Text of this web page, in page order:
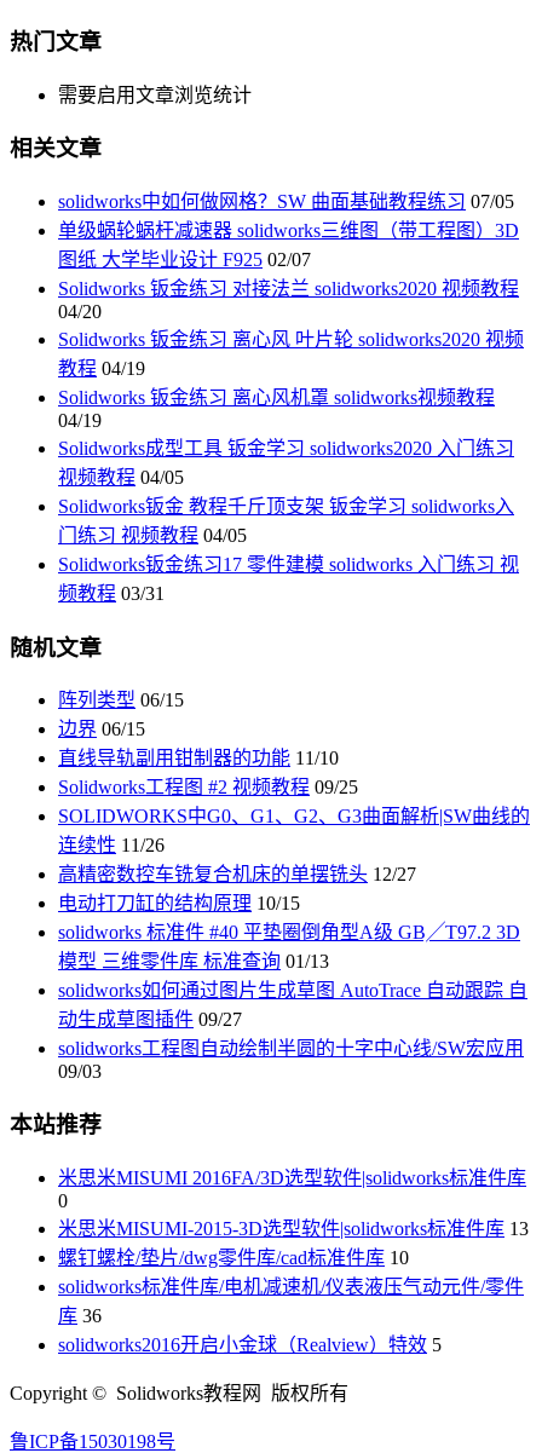
热门文章
需要启用文章浏览统计
相关文章
solidworks中如何做网格？SW 曲面基础教程练习 07/05
单级蜗轮蜗杆减速器 solidworks三维图（带工程图）3D
图纸 大学毕业设计 F925 02/07
Solidworks 钣金练习 对接法兰 solidworks2020 视频教程
04/20
Solidworks 钣金练习 离心风 叶片轮 solidworks2020 视频
教程 04/19
Solidworks 钣金练习 离心风机罩 solidworks视频教程
04/19
Solidworks成型工具 钣金学习 solidworks2020 入门练习
视频教程 04/05
Solidworks钣金 教程千斤顶支架 钣金学习 solidworks入
门练习 视频教程 04/05
Solidworks钣金练习17 零件建模 solidworks 入门练习 视
频教程 03/31
随机文章
阵列类型 06/15
边界 06/15
直线导轨副用钳制器的功能 11/10
Solidworks工程图 #2 视频教程 09/25
SOLIDWORKS中G0、G1、G2、G3曲面解析|SW曲线的
连续性 11/26
高精密数控车铣复合机床的单摆铣头 12/27
电动打刀缸的结构原理 10/15
solidworks 标准件 #40 平垫圈倒角型A级 GB╱T97.2 3D
模型 三维零件库 标准查询 01/13
solidworks如何通过图片生成草图 AutoTrace 自动跟踪 自
动生成草图插件 09/27
solidworks工程图自动绘制半圆的十字中心线/SW宏应用
09/03
本站推荐
米思米MISUMI 2016FA/3D选型软件|solidworks标准件库
0
米思米MISUMI-2015-3D选型软件|solidworks标准件库 13
螺钉螺栓/垫片/dwg零件库/cad标准件库 10
solidworks标准件库/电机减速机/仪表液压气动元件/零件
库 36
solidworks2016开启小金球（Realview）特效 5
Copyright © Solidworks教程网 版权所有
鲁ICP备15030198号